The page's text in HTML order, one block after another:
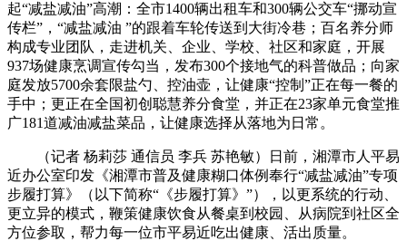
起“减盐减油”高潮：全市1400辆出租车和300辆公交车“挪动宣
传栏”，“减盐减油 ”的跟着车轮传送到大街冷巷；百名养分师
构成专业团队，走进机关、企业、学校、社区和家庭，开展
937场健康烹调宣传勾当，发布300个接地气的科普做品；向家
庭发放5700余套限盐勺、控油壶，让健康“控制”正在每一餐的
手中；更正在全国初创聪慧养分食堂，并正在23家单元食堂推
广181道减油减盐菜品，让健康选择从落地为日常。
（记者 杨莉莎 通信员 李兵 苏艳敏）日前，湘潭市人平易
近办公室印发《湘潭市普及健康糊口体例奉行“减盐减油”专项
步履打算》（以下简称“《步履打算》”），以更系统的行动、
更立异的模式，鞭策健康饮食从餐桌到校园、从病院到社区全
方位参取，帮力每一位市平易近吃出健康、活出质量。